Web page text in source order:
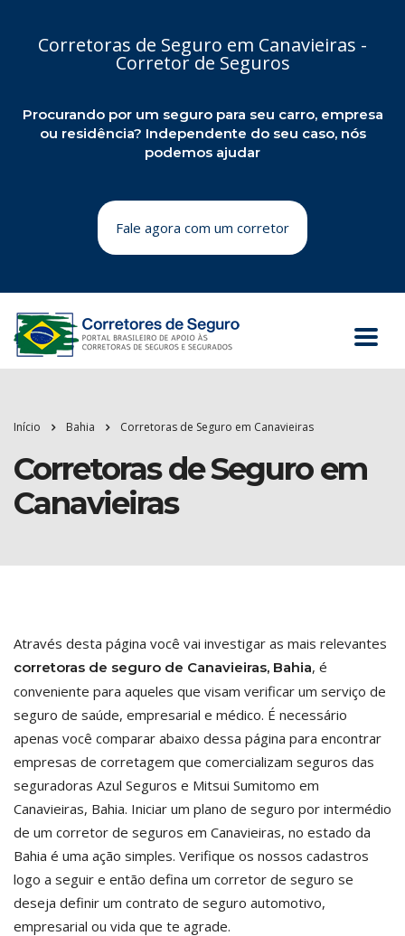
Corretoras de Seguro em Canavieiras -
Corretor de Seguros
Procurando por um seguro para seu carro, empresa
ou residência? Independente do seu caso, nós
podemos ajudar
Fale agora com um corretor
Início Bahia Corretoras de Seguro em Canavieiras
Corretoras de Seguro em
Canavieiras
Através desta página você vai investigar as mais relevantes
corretoras de seguro de Canavieiras, Bahia, é
conveniente para aqueles que visam verificar um serviço de
seguro de saúde, empresarial e médico. É necessário
apenas você comparar abaixo dessa página para encontrar
empresas de corretagem que comercializam seguros das
seguradoras Azul Seguros e Mitsui Sumitomo em
Canavieiras, Bahia. Iniciar um plano de seguro por intermédio
de um corretor de seguros em Canavieiras, no estado da
Bahia é uma ação simples. Verifique os nossos cadastros
logo a seguir e então defina um corretor de seguro se
deseja definir um contrato de seguro automotivo,
empresarial ou vida que te agrade.